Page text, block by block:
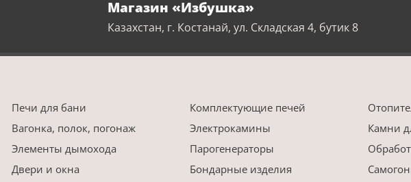
Магазин «Избушка»
Казахстан, г. Костанай, ул. Складская 4, бутик 8
Печи для бани Комплектующие печей
Вагонка, полок, погонаж
Электрокамины
Камни
Элементы дымохода
Парогенераторы
Двери и окна
Бондарные изделия